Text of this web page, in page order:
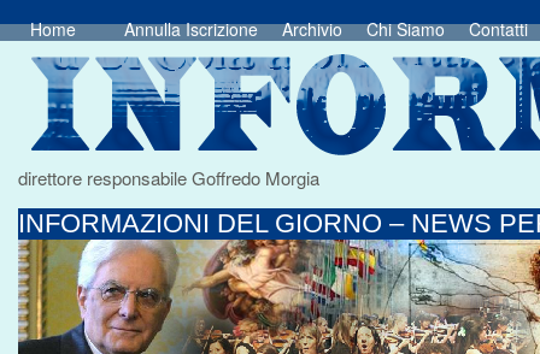
Home Annulla Iscrizione Archivio Chi Siamo Contatti
direttore responsabile Goffredo Morgia
INFORMAZIONI DEL GIORNO – NEWS